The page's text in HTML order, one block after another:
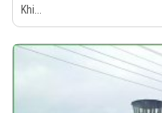
Khi...